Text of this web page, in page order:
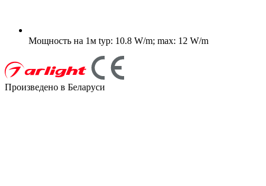
Мощность на 1м typ: 10.8 W/m; max: 12 W/m
Произведено в Беларуси